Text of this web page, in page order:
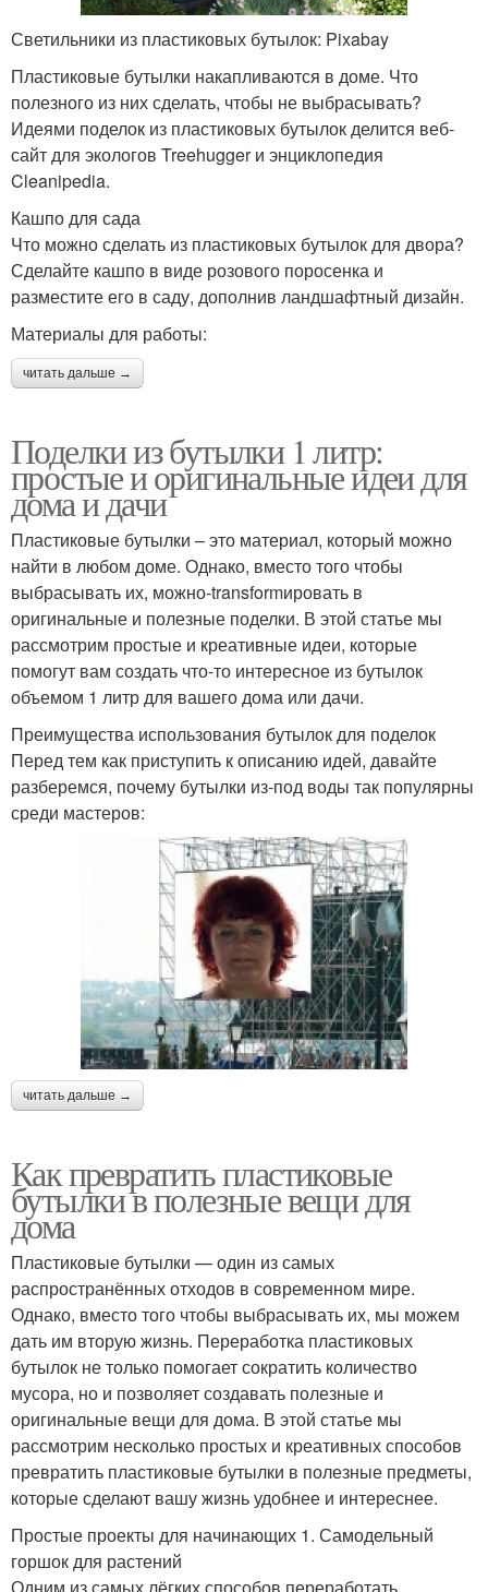
Светильники из пластиковых бутылок: Pixabay
Пластиковые бутылки накапливаются в доме. Что
полезного из них сделать, чтобы не выбрасывать?
Идеями поделок из пластиковых бутылок делится веб-
сайт для экологов Treehugger и энциклопедия
Cleanipedia.
Кашпо для сада
Что можно сделать из пластиковых бутылок для двора?
Сделайте кашпо в виде розового поросенка и
разместите его в саду, дополнив ландшафтный дизайн.
Материалы для работы:
читать дальше →
Поделки из бутылки 1 литр:
простые и оригинальные идеи для
дома и дачи
Пластиковые бутылки – это материал, который можно
найти в любом доме. Однако, вместо того чтобы
выбрасывать их, можно-transformировать в
оригинальные и полезные поделки. В этой статье мы
рассмотрим простые и креативные идеи, которые
помогут вам создать что-то интересное из бутылок
объемом 1 литр для вашего дома или дачи.
Преимущества использования бутылок для поделок
Перед тем как приступить к описанию идей, давайте
разберемся, почему бутылки из-под воды так популярны
среди мастеров:
читать дальше →
Как превратить пластиковые
бутылки в полезные вещи для
дома
Пластиковые бутылки — один из самых
распространённых отходов в современном мире.
Однако, вместо того чтобы выбрасывать их, мы можем
дать им вторую жизнь. Переработка пластиковых
бутылок не только помогает сократить количество
мусора, но и позволяет создавать полезные и
оригинальные вещи для дома. В этой статье мы
рассмотрим несколько простых и креативных способов
превратить пластиковые бутылки в полезные предметы,
которые сделают вашу жизнь удобнее и интереснее.
Простые проекты для начинающих 1. Самодельный
горшок для растений
Одним из самых лёгких способов переработать